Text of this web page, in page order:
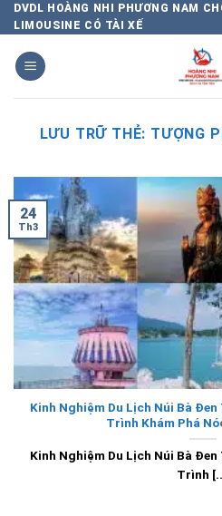
Chuyển
đến
nội
dung
DVDL HOÀNG NHI PHƯƠNG NAM
LIMOUSINE CÓ TÀI XẾ
LƯU TRỮ THẺ: TƯỢNG
Kinh Nghiệm Du Lịch Núi Bà
Trình Khám Phá
Kinh Nghiệm Du Lịch Núi Bà
Trình
24
Th3